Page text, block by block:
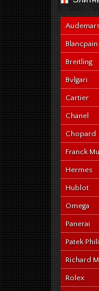
Blancpain
Breitling
Bvlgari
Cartier
Chanel
Chopard
Franck
Hermes
Hublot
Omega
Panerai
Patek
Richard
Rolex